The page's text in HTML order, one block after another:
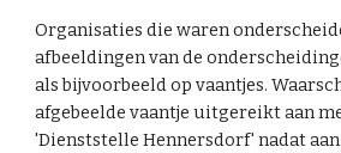
Organisaties die waren
afbeeldingen van de
als bijvoorbeeld op vaantjes.
afgebeelde vaantje uitgereikt aan
'Dienststelle Hennersdorf' nadat